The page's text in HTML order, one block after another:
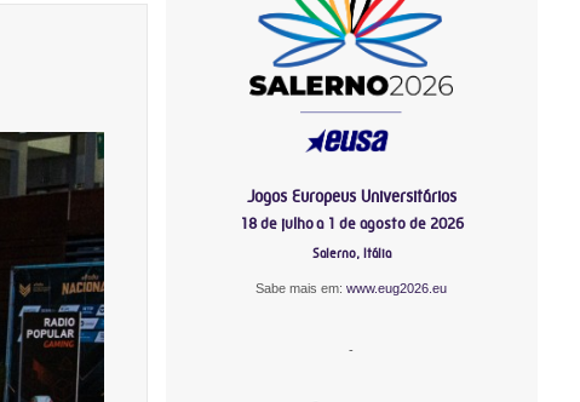
Jogos Europeus Universitários
18 de julho a 1 de agosto de 2026
Salerno, Itália
Sabe mais em:www.eug2026.eu
-